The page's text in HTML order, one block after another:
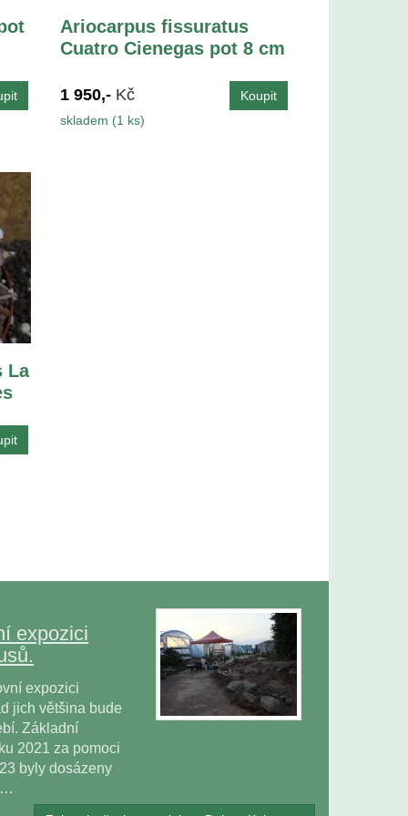
Ariocarpus fissuratus
Cuatro Cienegas pot 8 cm
1 950,- Kč
skladem (1 ks)
La
expozici
expozici
jich většina bude
Základní
2021 za pomoci
byly dosázeny